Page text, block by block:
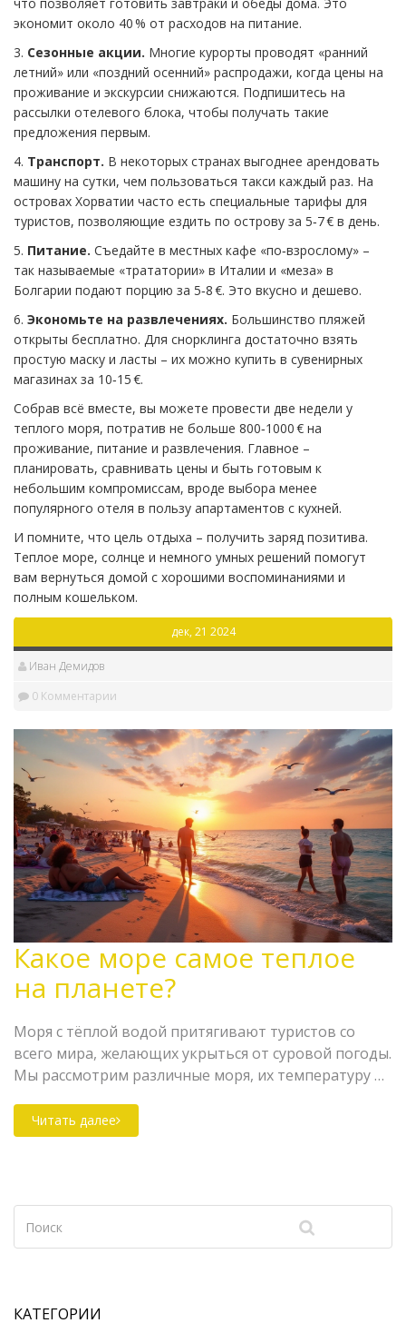
экономит около 40 % от расходов на питание.
3. Сезонные акции. Многие курорты проводят «ранний
летний» или «поздний осенний» распродажи, когда цены на
проживание и экскурсии снижаются. Подпишитесь на
рассылки отелевого блока, чтобы получать такие
предложения первым.
4. Транспорт. В некоторых странах выгоднее арендовать
машину на сутки, чем пользоваться такси каждый раз. На
островах Хорватии часто есть специальные тарифы для
туристов, позволяющие ездить по острову за 5‑7 € в день.
5. Питание. Съедайте в местных кафе «по‑взрослому» –
так называемые «трататории» в Италии и «меза» в
Болгарии подают порцию за 5‑8 €. Это вкусно и дешево.
6. Экономьте на развлечениях. Большинство пляжей
открыты бесплатно. Для снорклинга достаточно взять
простую маску и ласты – их можно купить в сувенирных
магазинах за 10‑15 €.
Собрав всё вместе, вы можете провести две недели у
теплого моря, потратив не больше 800‑1000 € на
проживание, питание и развлечения. Главное –
планировать, сравнивать цены и быть готовым к
небольшим компромиссам, вроде выбора менее
популярного отеля в пользу апартаментов с кухней.
И помните, что цель отдыха – получить заряд позитива.
Теплое море, солнце и немного умных решений помогут
вам вернуться домой с хорошими воспоминаниями и
полным кошельком.
дек, 21 2024
Иван Демидов
0 Комментарии
Какое море самое теплое
на планете?
Моря с тёплой водой притягивают туристов со
всего мира, желающих укрыться от суровой погоды.
Мы рассмотрим различные моря, их температуру и
привлекательными. Узнаем, какое море считается
самым тёплым в мире и почему. Исследуем
Полезная информация для тех, кто ищет идеальный
пляжный отдых.
Читать далее
КАТЕГОРИИ